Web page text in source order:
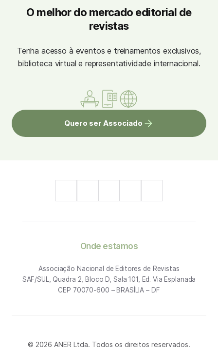
O melhor do mercado editorial de
revistas
Tenha acesso à eventos e treinamentos exclusivos,
biblioteca virtual e representatividade internacional.
Quero ser Associado
Onde estamos
Associação Nacional de Editores de Revistas
SAF/SUL, Quadra 2, Bloco D, Sala 101, Ed. Via Esplanada
CEP 70070-600 – BRASÍLIA – DF
© 2026 ANER Ltda. Todos os direitos reservados.